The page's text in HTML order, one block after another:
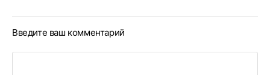
Введите ваш комментарий